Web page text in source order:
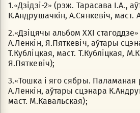
1.«Дзідзі-2» (рэж. Тарасава І.А.,
К.Андрушачкін, А.Сянкевіч, маст.
2.«Дзіцячы альбом XXI
А.Ленкін, Я.Пяткевіч, аўтары
Т.Кубліцкая, маст. Т.Кубліцкая,
Я.Пяткевіч);
3.«Тошка і яго сябры. Паламаная
А.Ленкін, аўтары сцэнара
маст. М.Кавальская);